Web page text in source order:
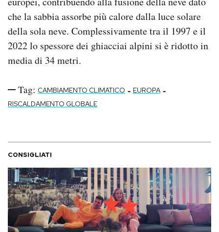
che la sabbia assorbe più calore dalla luce solare
della sola neve. Complessivamente tra il 1997 e il
2022 lo spessore dei ghiacciai alpini si è ridotto in
media di 34 metri.
Tag: CAMBIAMENTO CLIMATICO - EUROPA -
RISCALDAMENTO GLOBALE
CONSIGLIATI